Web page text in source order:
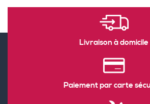
Livraison à domicile
Paiement par carte